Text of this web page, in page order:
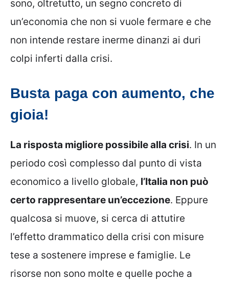
sono, oltretutto, un segno concreto di
un’economia che non si vuole fermare e che
non intende restare inerme dinanzi ai duri
colpi inferti dalla crisi.
Busta paga con aumento, che
gioia!
La risposta migliore possibile alla crisi. In un
periodo così complesso dal punto di vista
economico a livello globale, l’Italia non può
certo rappresentare un’eccezione. Eppure
qualcosa si muove, si cerca di attutire
l’effetto drammatico della crisi con misure
tese a sostenere imprese e famiglie. Le
risorse non sono molte e quelle poche a